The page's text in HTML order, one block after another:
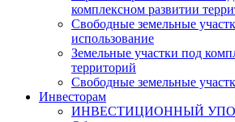
комплексном развитии
Свободные земельные
использование
Земельные участки под
территорий
Свободные земельные
Инвесторам
ИНВЕСТИЦИОННЫЙ